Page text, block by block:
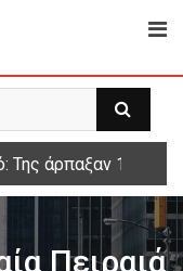
Της άρπαξαν 15.000
Πειραιά